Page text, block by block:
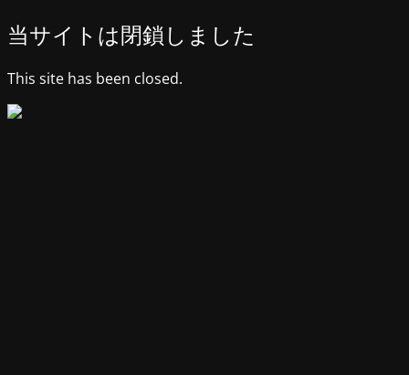
当サイトは閉鎖しました
This site has been closed.